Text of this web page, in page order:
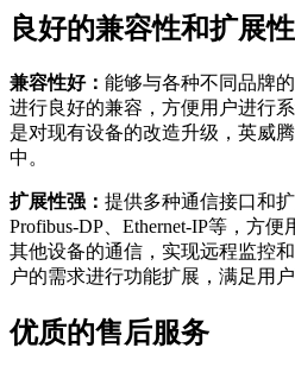
良好的兼容性和扩展性
兼容性好： 能够与各种不同品牌
进行良好的兼容，方便用户进行
是对现有设备的改造升级，英威
中。
扩展性强： 提供多种通信接口和扩
Profibus-DP、Ethernet-IP等，方
其他设备的通信，实现远程监控
户的需求进行功能扩展，满足用
优质的售后服务